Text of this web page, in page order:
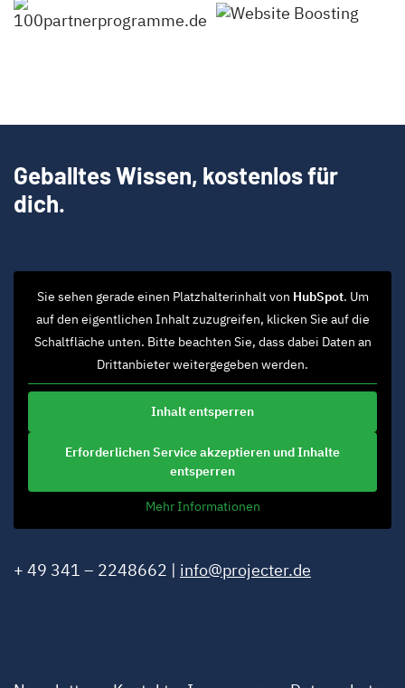
Geballtes Wissen, kostenlos für
dich.
Sie sehen gerade einen Platzhalterinhalt von HubSpot. Um
auf den eigentlichen Inhalt zuzugreifen, klicken Sie auf die
Schaltfläche unten. Bitte beachten Sie, dass dabei Daten an
Drittanbieter weitergegeben werden.
Inhalt entsperren
Erforderlichen Service akzeptieren und Inhalte
entsperren
Mehr Informationen
+ 49 341 – 2248662 | info@projecter.de